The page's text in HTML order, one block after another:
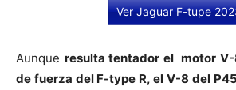
Ver Jaguar F-tupe
Aunque resulta tentador el motor
de fuerza del F-type R, el V-8 del